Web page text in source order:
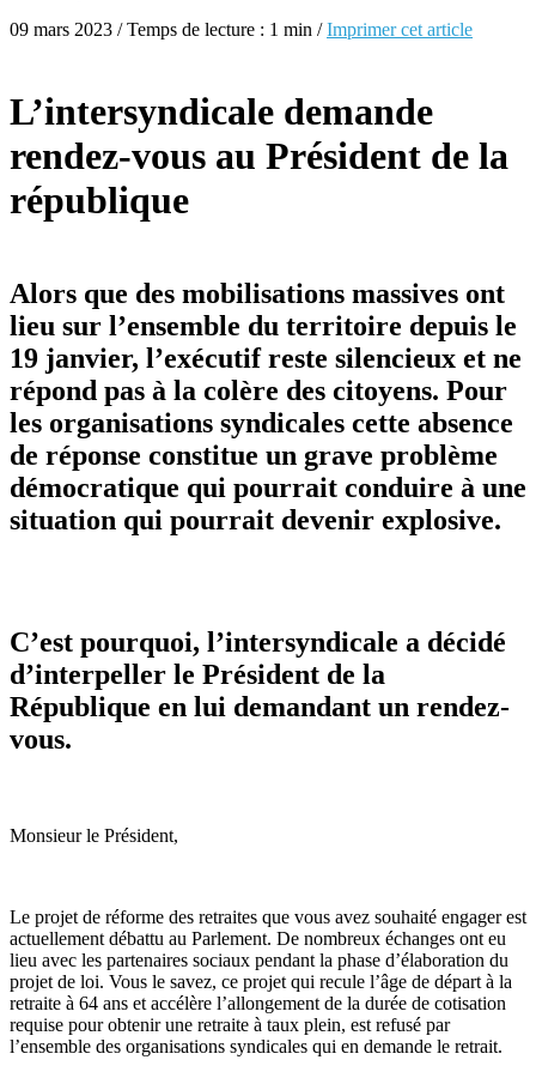
09 mars 2023 / Temps de lecture : 1 min /Imprimer cet article
L’intersyndicale demande
rendez-vous au Président de la
république
Alors que des mobilisations massives ont
lieu sur l’ensemble du territoire depuis le
19 janvier, l’exécutif reste silencieux et ne
répond pas à la colère des citoyens. Pour
les organisations syndicales cette absence
de réponse constitue un grave problème
démocratique qui pourrait conduire à une
situation qui pourrait devenir explosive.
C’est pourquoi, l’intersyndicale a décidé
d’interpeller le Président de la
République en lui demandant un rendez-
vous.
Monsieur le Président,
Le projet de réforme des retraites que vous avez souhaité engager est
actuellement débattu au Parlement. De nombreux échanges ont eu
lieu avec les partenaires sociaux pendant la phase d’élaboration du
projet de loi. Vous le savez, ce projet qui recule l’âge de départ à la
retraite à 64 ans et accélère l’allongement de la durée de cotisation
requise pour obtenir une retraite à taux plein, est refusé par
l’ensemble des organisations syndicales qui en demande le retrait.